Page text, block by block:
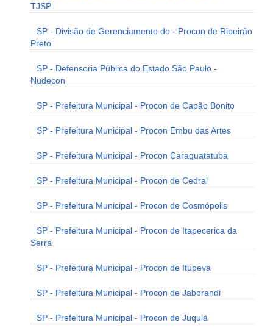
TJSP
SP - Divisão de Gerenciamento do - Procon de Ribeirão
Preto
SP - Defensoria Pública do Estado São Paulo -
Nudecon
SP - Prefeitura Municipal - Procon de Capão Bonito
SP - Prefeitura Municipal - Procon Embu das Artes
SP - Prefeitura Municipal - Procon Caraguatatuba
SP - Prefeitura Municipal - Procon de Cedral
SP - Prefeitura Municipal - Procon de Cosmópolis
SP - Prefeitura Municipal - Procon de Itapecerica da
Serra
SP - Prefeitura Municipal - Procon de Itupeva
SP - Prefeitura Municipal - Procon de Jaborandi
SP - Prefeitura Municipal - Procon de Juquiá